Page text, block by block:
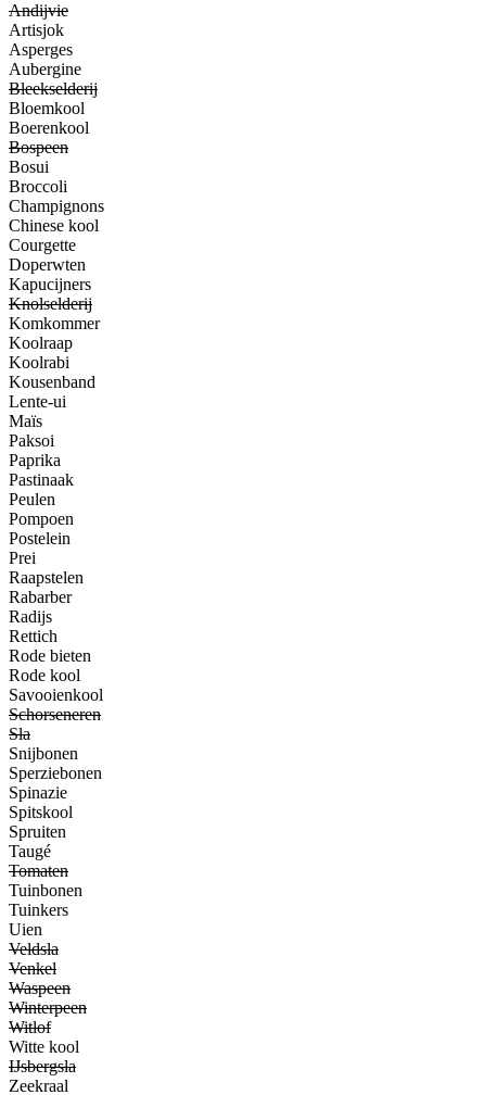
Andijvie
Artisjok
Asperges
Aubergine
Bleekselderij
Bloemkool
Boerenkool
Bospeen
Bosui
Broccoli
Champignons
Chinese kool
Courgette
Doperwten
Kapucijners
Knolselderij
Komkommer
Koolraap
Koolrabi
Kousenband
Lente-ui
Maïs
Paksoi
Paprika
Pastinaak
Peulen
Pompoen
Postelein
Prei
Raapstelen
Rabarber
Radijs
Rettich
Rode bieten
Rode kool
Savooienkool
Schorseneren
Sla
Snijbonen
Sperziebonen
Spinazie
Spitskool
Spruiten
Taugé
Tomaten
Tuinbonen
Tuinkers
Uien
Veldsla
Venkel
Waspeen
Winterpeen
Witlof
Witte kool
IJsbergsla
Zeekraal